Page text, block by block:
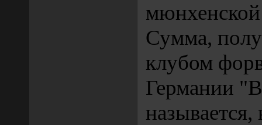
Сумма,
клубом
Германии
называется,